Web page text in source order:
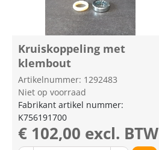
Kruiskoppeling met
klembout
Artikelnummer: 1292483
Niet op voorraad
Fabrikant artikel nummer:
K756191700
€ 102,00 excl. BTW